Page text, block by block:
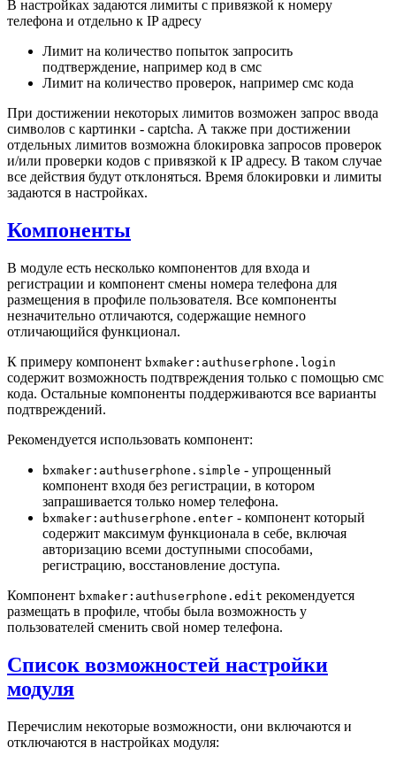
В настройках задаются лимиты с привязкой к номеру
телефона и отдельно к IP адресу
Лимит на количество попыток запросить
подтверждение, например код в смс
Лимит на количество проверок, например смс кода
При достижении некоторых лимитов возможен запрос ввода
символов с картинки - captcha. А также при достижении
отдельных лимитов возможна блокировка запросов проверок
и/или проверки кодов с привязкой к IP адресу. В таком случае
все действия будут отклоняться. Время блокировки и лимиты
задаются в настройках.
Компоненты
В модуле есть несколько компонентов для входа и
регистрации и компонент смены номера телефона для
размещения в профиле пользователя. Все компоненты
незначительно отличаются, содержащие немного
отличающийся функционал.
К примеру компонент bxmaker:authuserphone.login
содержит возможность подтвреждения только с помощью смс
кода. Остальные компоненты поддерживаются все варианты
подтвреждений.
Рекомендуется использовать компонент:
bxmaker:authuserphone.simple - упрощенный
компонент входя без регистрации, в котором
запрашивается только номер телефона.
bxmaker:authuserphone.enter - компонент который
содержит максимум функционала в себе, включая
авторизацию всеми доступными способами,
регистрацию, восстановление доступа.
Компонент bxmaker:authuserphone.edit рекомендуется
размещать в профиле, чтобы была возможность у
пользователей сменить свой номер телефона.
Список возможностей настройки
модуля
Перечислим некоторые возможности, они включаются и
отключаются в настройках модуля: